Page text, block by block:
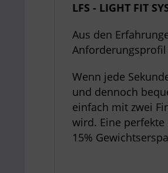
LFS - LIGHT FIT
Aus den
Wenn jede
und dennoch
einfach mit zwei
wird. Eine
15%